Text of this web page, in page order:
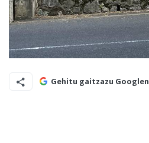
Gehitu gaitzazu Googlen